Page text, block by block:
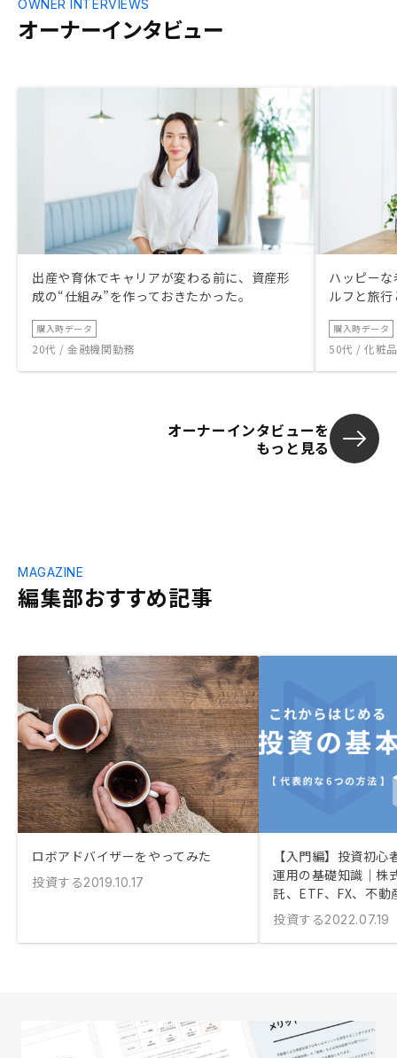
オーナーインタビュー
OWNER INTERVIEWS
出産や育休でキャリアが変わる前に、資産形
成の“仕組み”を作っておきたかった。
購入時データ
20代 / 金融機関勤務
ハッピー
ルフと旅
購入時データ
50代 / 化粧
オーナーインタビューを
もっと見る
編集部おすすめ記事
MAGAZINE
ロボアドバイザーをやってみた
投資する2019.10.17
【入門編】投資初
運用の基礎知識｜株
託、ETF、FX、不
投資する2022.07.19